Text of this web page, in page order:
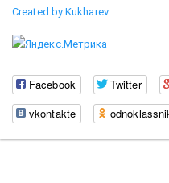
Created by Kukharev
Facebook Twitter
vkontakte